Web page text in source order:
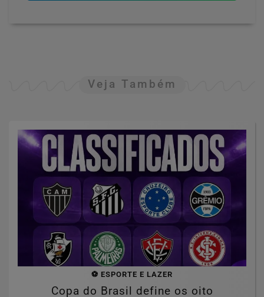
Veja Também
⚽ ESPORTE E LAZER
Copa do Brasil define os oito